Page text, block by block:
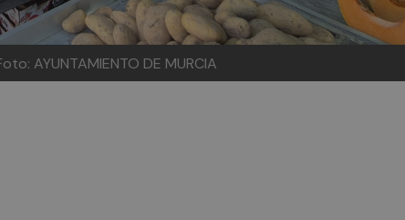
AYUNTAMIENTO DE MURCIA